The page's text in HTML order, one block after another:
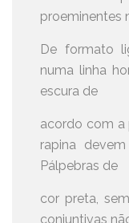
proeminentes
De formato
numa linha
escura de
acordo com a
rapina
Pálpebras de
cor preta,
conjuntivas